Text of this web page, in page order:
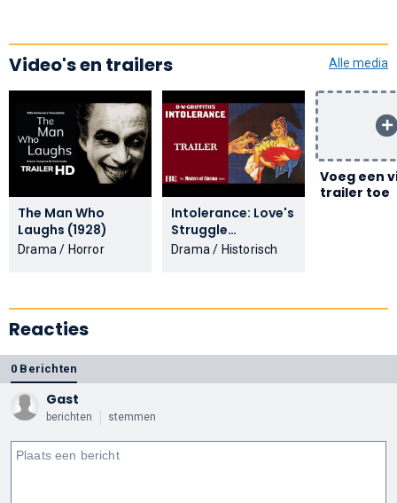
Video's en trailers Alle media
The Man Who
Laughs (1928)
Drama / Horror
Intolerance: Love's
Struggle
Throughout the
Drama / Historisch
Voeg een
trailer toe
Reacties
0 Berichten
Gast
berichten stemmen